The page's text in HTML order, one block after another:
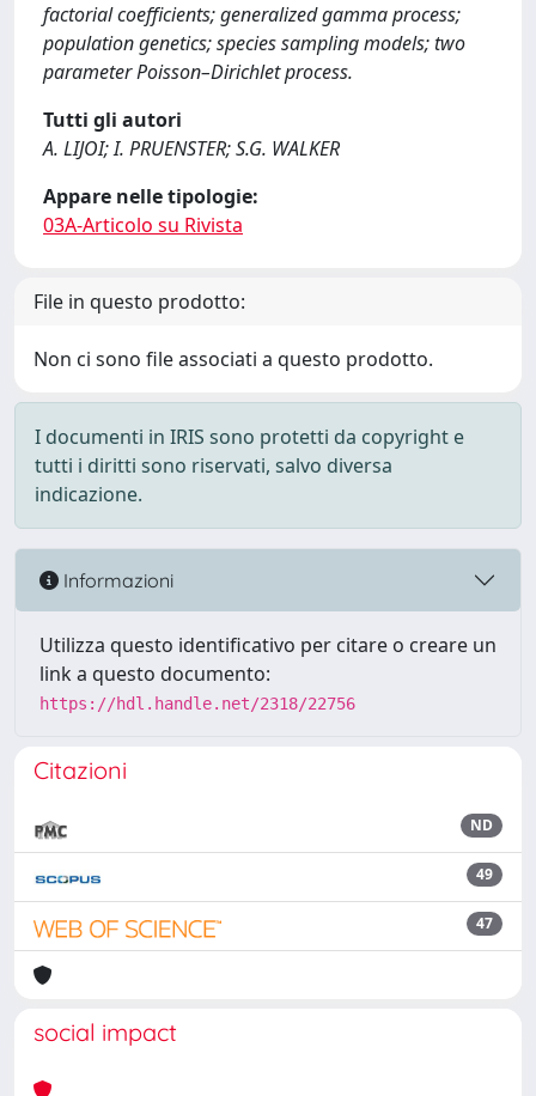
factorial coefficients; generalized gamma process;
population genetics; species sampling models; two
parameter Poisson–Dirichlet process.
Tutti gli autori
A. LIJOI; I. PRUENSTER; S.G. WALKER
Appare nelle tipologie:
03A-Articolo su Rivista
File in questo prodotto:
Non ci sono file associati a questo prodotto.
I documenti in IRIS sono protetti da copyright e
tutti i diritti sono riservati, salvo diversa
indicazione.
Informazioni
Utilizza questo identificativo per citare o creare un
link a questo documento:
https://hdl.handle.net/2318/22756
Citazioni
ND
49
47
social impact